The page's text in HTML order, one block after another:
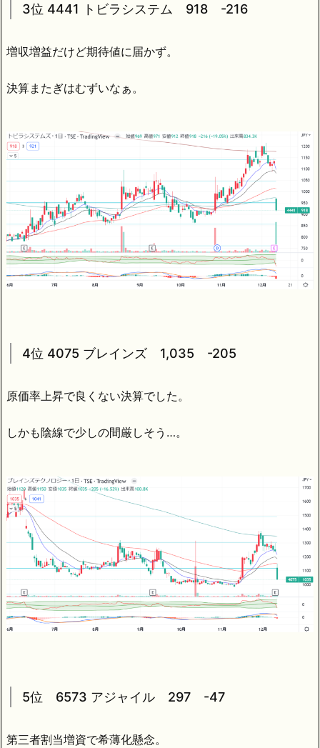
3位 4441 トビラシステム 918 -216
増収増益だけど期待値に届かず。
決算またぎはむずいなぁ。
4位 4075 ブレインズ 1,035 -205
原価率上昇で良くない決算でした。
しかも陰線で少しの間厳しそう…。
5位 6573 アジャイル 297 -47
第三者割当増資で希薄化懸念。